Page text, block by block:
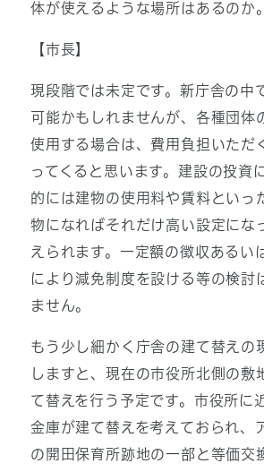
体が使えるような場所はあるのか。
【市長】
現段階では未定です。新庁舎の中
可能かもしれませんが、各種団体
使用する場合は、費用負担いただ
ってくると思います。建設の投資
的には建物の使用料や賃料といっ
物になればそれだけ高い設定にな
えられます。一定額の徴収あるい
により減免制度を設ける等の検討
ません。
もう少し細かく庁舎の建て替えの
しますと、現在の市役所北側の敷
て替えを行う予定です。市役所に
金庫が建て替えを考えておられ、
の開田保育所跡地の一部と等価交